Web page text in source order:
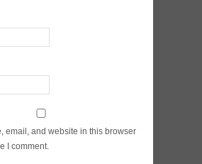
email, and website in this browser
I comment.